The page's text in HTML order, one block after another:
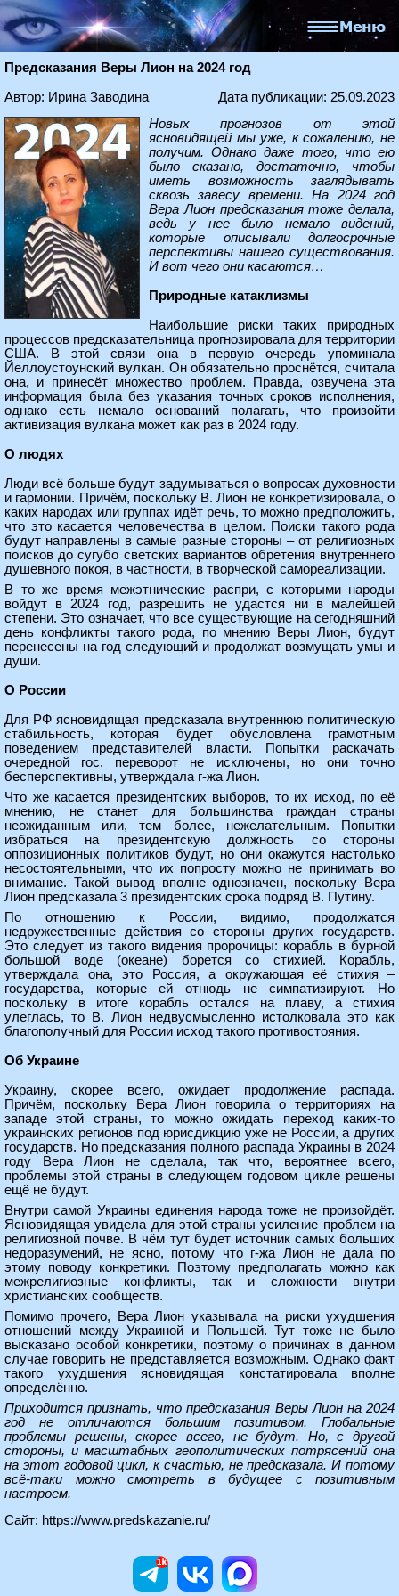
Предсказания Веры Лион на 2024 год
Автор: Ирина Заводина
Дата публикации: 25.09.2023
Новых прогнозов от этой
ясновидящей мы уже, к сожалению, не
получим. Однако даже того, что ею
было сказано, достаточно, чтобы
иметь возможность заглядывать
сквозь завесу времени. На 2024 год
Вера Лион предсказания тоже делала,
ведь у нее было немало видений,
которые описывали долгосрочные
перспективы нашего существования.
И вот чего они касаются…
Природные катаклизмы
Наибольшие риски таких природных
процессов предсказательница прогнозировала для территории
США. В этой связи она в первую очередь упоминала
Йеллоустоунский вулкан. Он обязательно проснётся, считала
она, и принесёт множество проблем. Правда, озвучена эта
информация была без указания точных сроков исполнения,
однако есть немало оснований полагать, что произойти
активизация вулкана может как раз в 2024 году.
О людях
Люди всё больше будут задумываться о вопросах духовности
и гармонии. Причём, поскольку В. Лион не конкретизировала, о
каких народах или группах идёт речь, то можно предположить,
что это касается человечества в целом. Поиски такого рода
будут направлены в самые разные стороны – от религиозных
поисков до сугубо светских вариантов обретения внутреннего
душевного покоя, в частности, в творческой самореализации.
В то же время межэтнические распри, с которыми народы
войдут в 2024 год, разрешить не удастся ни в малейшей
степени. Это означает, что все существующие на сегодняшний
день конфликты такого рода, по мнению Веры Лион, будут
перенесены на год следующий и продолжат возмущать умы и
души.
О России
Для РФ ясновидящая предсказала внутреннюю политическую
стабильность, которая будет обусловлена грамотным
поведением представителей власти. Попытки раскачать
очередной гос. переворот не исключены, но они точно
бесперспективны, утверждала г-жа Лион.
Что же касается президентских выборов, то их исход, по её
мнению, не станет для большинства граждан страны
неожиданным или, тем более, нежелательным. Попытки
избраться на президентскую должность со стороны
оппозиционных политиков будут, но они окажутся настолько
несостоятельными, что их попросту можно не принимать во
внимание. Такой вывод вполне однозначен, поскольку Вера
Лион предсказала 3 президентских срока подряд В. Путину.
По отношению к России, видимо, продолжатся
недружественные действия со стороны других государств.
Это следует из такого видения пророчицы: корабль в бурной
большой воде (океане) борется со стихией. Корабль,
утверждала она, это Россия, а окружающая её стихия –
государства, которые ей отнюдь не симпатизируют. Но
поскольку в итоге корабль остался на плаву, а стихия
улеглась, то В. Лион недвусмысленно истолковала это как
благополучный для России исход такого противостояния.
Об Украине
Украину, скорее всего, ожидает продолжение распада.
Причём, поскольку Вера Лион говорила о территориях на
западе этой страны, то можно ожидать переход каких-то
украинских регионов под юрисдикцию уже не России, а других
государств. Но предсказания полного распада Украины в 2024
году Вера Лион не сделала, так что, вероятнее всего,
проблемы этой страны в следующем годовом цикле решены
ещё не будут.
Внутри самой Украины единения народа тоже не произойдёт.
Ясновидящая увидела для этой страны усиление проблем на
религиозной почве. В чём тут будет источник самых больших
недоразумений, не ясно, потому что г-жа Лион не дала по
этому поводу конкретики. Поэтому предполагать можно как
межрелигиозные конфликты, так и сложности внутри
христианских сообществ.
Помимо прочего, Вера Лион указывала на риски ухудшения
отношений между Украиной и Польшей. Тут тоже не было
высказано особой конкретики, поэтому о причинах в данном
случае говорить не представляется возможным. Однако факт
такого ухудшения ясновидящая констатировала вполне
определённо.
Приходится признать, что предсказания Веры Лион на 2024
год не отличаются большим позитивом. Глобальные
проблемы решены, скорее всего, не будут. Но, с другой
стороны, и масштабных геополитических потрясений она
на этот годовой цикл, к счастью, не предсказала. И потому
всё-таки можно смотреть в будущее с позитивным
настроем.
Сайт: https://www.predskazanie.ru/